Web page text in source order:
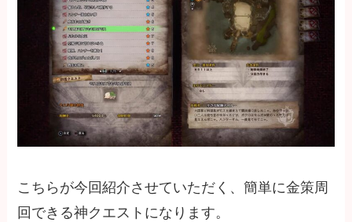
こちらが今回紹介させていただく、簡単に金策周
回できる神クエストになります。